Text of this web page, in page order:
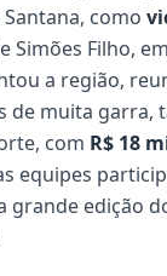
Santana, como
Simões Filho, em
a região,
de muita garra,
com R$ 18
equipes
grande edição